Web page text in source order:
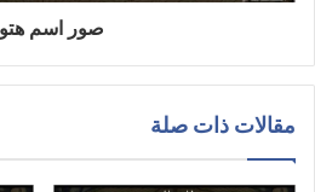
صور اسم
مقالات ذات صلة